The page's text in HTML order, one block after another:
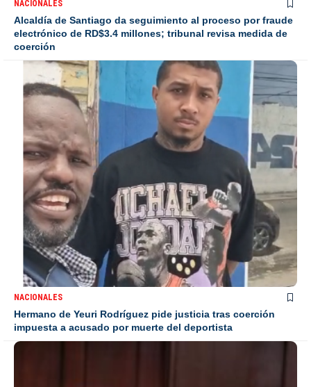
NACIONALES
Alcaldía de Santiago da seguimiento al proceso por fraude
electrónico de RD$3.4 millones; tribunal revisa medida de
coerción
NACIONALES
Hermano de Yeuri Rodríguez pide justicia tras coerción
impuesta a acusado por muerte del deportista